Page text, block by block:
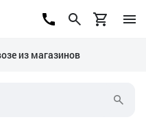
из магазинов